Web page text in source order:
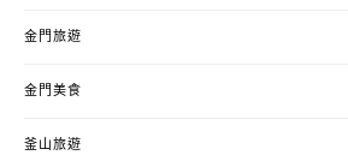
金門旅遊
金門美食
釜山旅遊